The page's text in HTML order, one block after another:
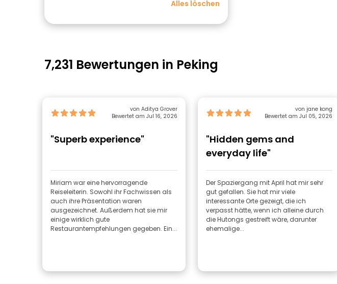
Alles löschen
7,231 Bewertungen in Peking
von Aditya Grover
Bewertet am Jul 16, 2026
"Superb experience"
Miriam war eine hervorragende
Reiseleiterin. Sowohl ihr Fachwissen als
auch ihre Präsentation waren
ausgezeichnet. Außerdem hat sie mir
einige wirklich gute
Restaurantempfehlungen gegeben. Ein...
von jane kong
Bewertet am Jul 05, 2026
"Hidden gems and
everyday life"
Der Spaziergang mit April hat mir sehr
gut gefallen. Sie hat mir viele
interessante Orte gezeigt, die ich
verpasst hätte, wenn ich alleine durch
die Hutongs gestreift wäre, darunter
ehemalige...